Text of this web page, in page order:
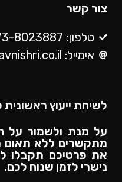
צור קשר
טלפון: 073-8023887
אימייל: office@nadavnishri.co.il
לשיחת ייעוץ ראשונית
על מנת ולשמור על
מתקשרים ללא תאום
את פרטיכם תקבלו
נישרי לזמן שנוח לכם.​